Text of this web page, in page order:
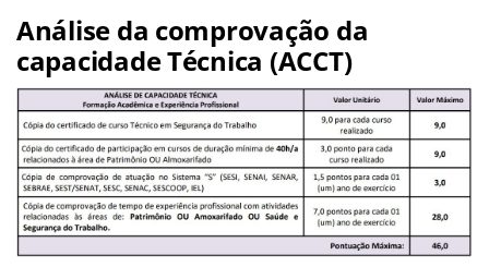
Análise da comprovação da
capacidade Técnica (ACCT)